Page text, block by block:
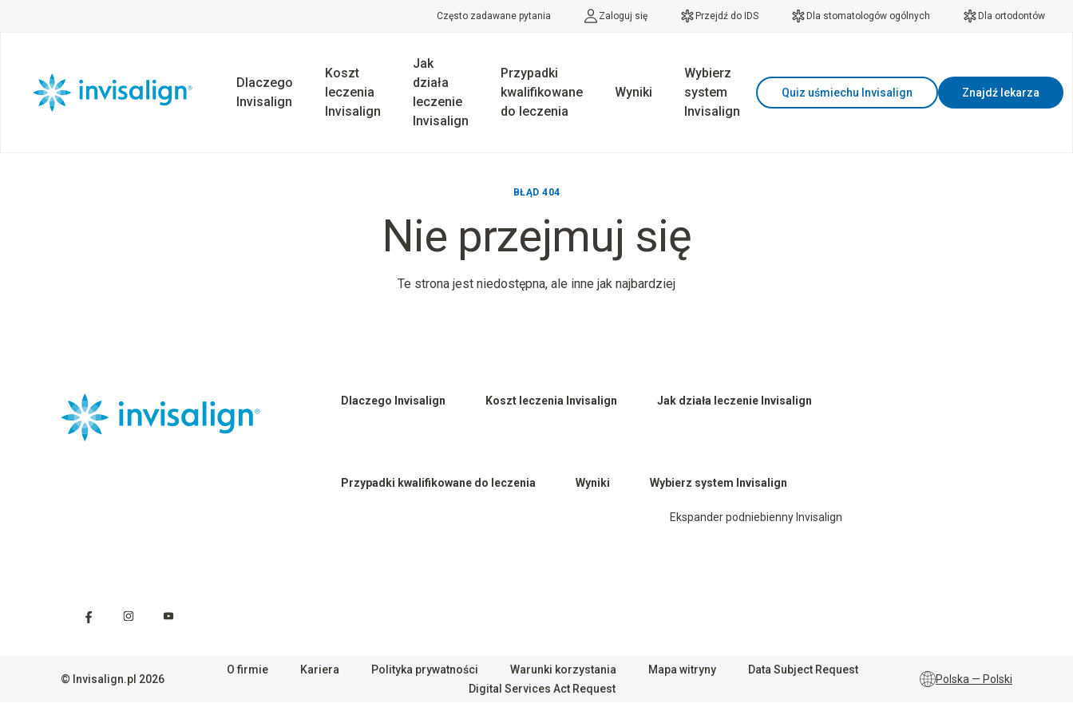
Często zadawane pytania Zaloguj się Przejdź do IDS Dla stomatologów ogólnych Dla ortodontów
Dlaczego
Invisalign
Koszt
leczenia
Invisalign
Jak
działa
leczenie
Invisalign
Przypadki
kwalifikowane
do leczenia
Wyniki
Wybierz
system
Invisalign
Quiz uśmiechu Invisalign Znajdź lekarza
BŁĄD 404
Nie przejmuj się
Te strona jest niedostępna, ale inne jak najbardziej
Dlaczego Invisalign Koszt leczenia Invisalign Jak działa leczenie Invisalign
Przypadki kwalifikowane do leczenia Wyniki Wybierz system Invisalign
Ekspander podniebienny Invisalign
© Invisalign.pl 2026
O firmie Kariera Polityka prywatności Warunki korzystania Mapa witryny
Data Subject Request
Digital Services Act Request
Polska — Polski